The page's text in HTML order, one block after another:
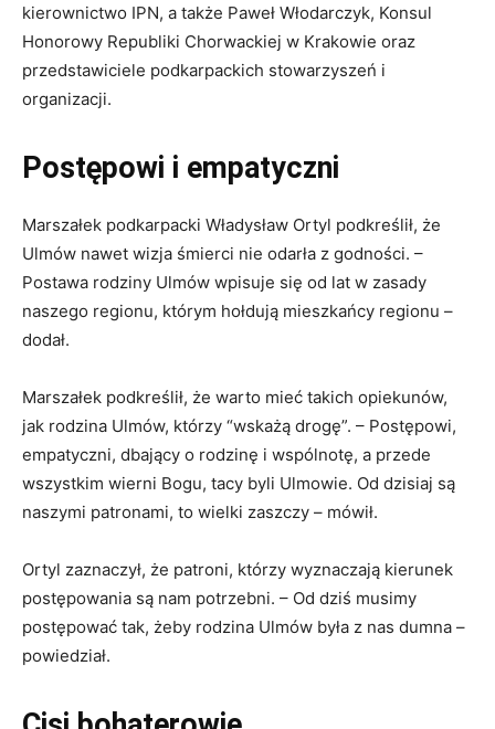
kierownictwo IPN, a także Paweł Włodarczyk, Konsul
Honorowy Republiki Chorwackiej w Krakowie oraz
przedstawiciele podkarpackich stowarzyszeń i
organizacji.
Postępowi i empatyczni
Marszałek podkarpacki Władysław Ortyl podkreślił, że
Ulmów nawet wizja śmierci nie odarła z godności. –
Postawa rodziny Ulmów wpisuje się od lat w zasady
naszego regionu, którym hołdują mieszkańcy regionu –
dodał.
Marszałek podkreślił, że warto mieć takich opiekunów,
jak rodzina Ulmów, którzy “wskażą drogę”. – Postępowi,
empatyczni, dbający o rodzinę i wspólnotę, a przede
wszystkim wierni Bogu, tacy byli Ulmowie. Od dzisiaj są
naszymi patronami, to wielki zaszczy – mówił.
Ortyl zaznaczył, że patroni, którzy wyznaczają kierunek
postępowania są nam potrzebni. – Od dziś musimy
postępować tak, żeby rodzina Ulmów była z nas dumna –
powiedział.